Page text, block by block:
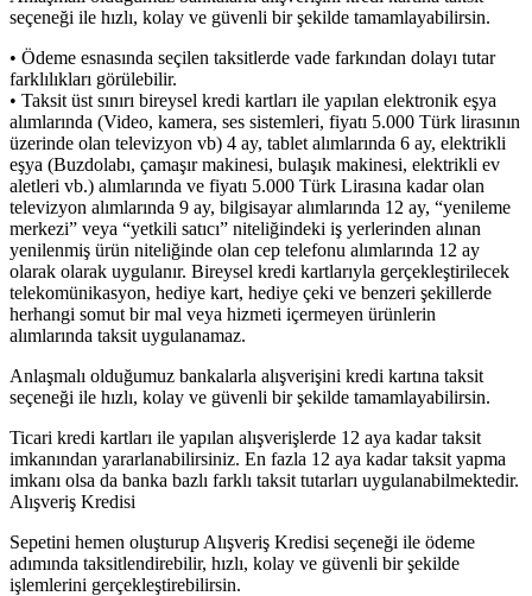
seçeneği ile hızlı, kolay ve güvenli bir şekilde tamamlayabilirsin.
• Ödeme esnasında seçilen taksitlerde vade farkından dolayı tutar
farklılıkları görülebilir.
• Taksit üst sınırı bireysel kredi kartları ile yapılan elektronik eşya
alımlarında (Video, kamera, ses sistemleri, fiyatı 5.000 Türk lirasının
üzerinde olan televizyon vb) 4 ay, tablet alımlarında 6 ay, elektrikli
eşya (Buzdolabı, çamaşır makinesi, bulaşık makinesi, elektrikli ev
aletleri vb.) alımlarında ve fiyatı 5.000 Türk Lirasına kadar olan
televizyon alımlarında 9 ay, bilgisayar alımlarında 12 ay, “yenileme
merkezi” veya “yetkili satıcı” niteliğindeki iş yerlerinden alınan
yenilenmiş ürün niteliğinde olan cep telefonu alımlarında 12 ay
olarak olarak uygulanır. Bireysel kredi kartlarıyla gerçekleştirilecek
telekomünikasyon, hediye kart, hediye çeki ve benzeri şekillerde
herhangi somut bir mal veya hizmeti içermeyen ürünlerin
alımlarında taksit uygulanamaz.
Anlaşmalı olduğumuz bankalarla alışverişini kredi kartına taksit
seçeneği ile hızlı, kolay ve güvenli bir şekilde tamamlayabilirsin.
Ticari kredi kartları ile yapılan alışverişlerde 12 aya kadar taksit
imkanından yararlanabilirsiniz. En fazla 12 aya kadar taksit yapma
imkanı olsa da banka bazlı farklı taksit tutarları uygulanabilmektedir.
Alışveriş Kredisi
Sepetini hemen oluşturup Alışveriş Kredisi seçeneği ile ödeme
adımında taksitlendirebilir, hızlı, kolay ve güvenli bir şekilde
işlemlerini gerçekleştirebilirsin.